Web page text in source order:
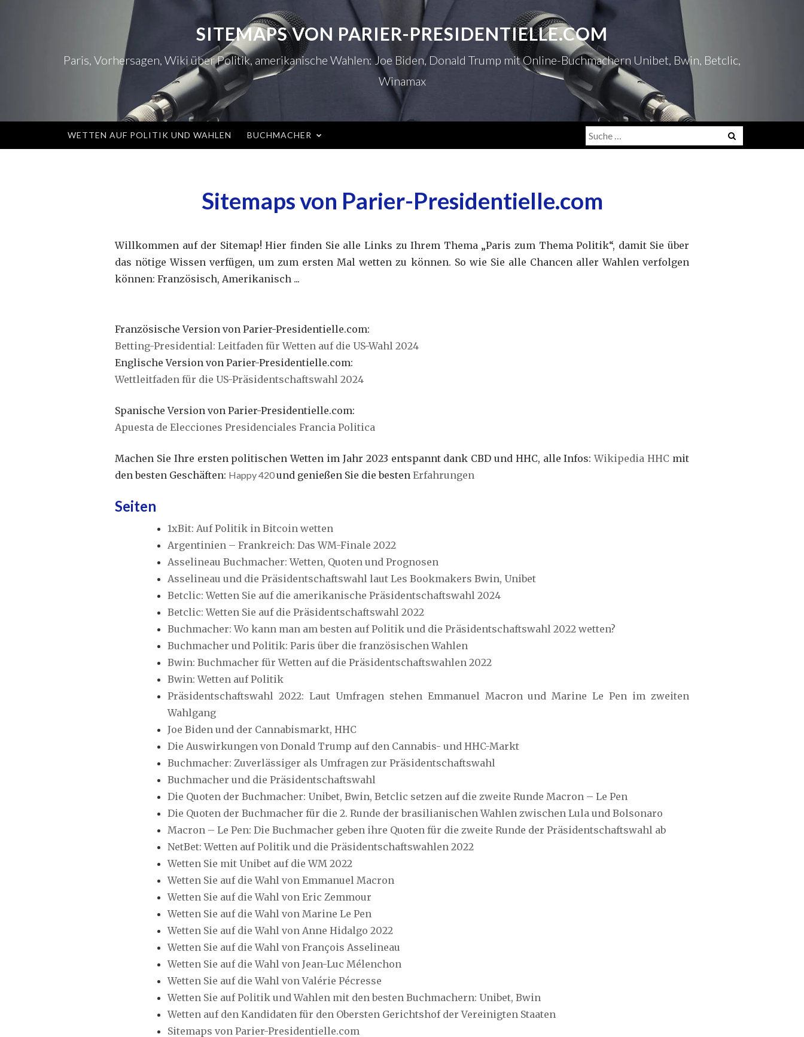
SITEMAPS VON PARIER-PRESIDENTIELLE.COM
Paris, Vorhersagen, Wiki über Politik, amerikanische Wahlen: Joe Biden, Donald Trump mit Online-Buchmachern Unibet, Bwin, Betclic,
Winamax
WETTEN AUF POLITIK UND WAHLEN BUCHMACHER
Suche
nach:
Sitemaps von Parier-Presidentielle.com
Willkommen auf der Sitemap! Hier finden Sie alle Links zu Ihrem Thema „Paris zum Thema Politik“, damit Sie über
das nötige Wissen verfügen, um zum ersten Mal wetten zu können. So wie Sie alle Chancen aller Wahlen verfolgen
können: Französisch, Amerikanisch ...
Französische Version von Parier-Presidentielle.com:
Betting-Presidential: Leitfaden für Wetten auf die US-Wahl 2024
Englische Version von Parier-Presidentielle.com:
Wettleitfaden für die US-Präsidentschaftswahl 2024
Spanische Version von Parier-Presidentielle.com:
Apuesta de Elecciones Presidenciales Francia Politica
Machen Sie Ihre ersten politischen Wetten im Jahr 2023 entspannt dank CBD und HHC, alle Infos:Wikipedia HHC mit
den besten Geschäften: Happy 420und genießen Sie die besten Erfahrungen
Seiten
1xBit: Auf Politik in Bitcoin wetten
Argentinien – Frankreich: Das WM-Finale 2022
Asselineau Buchmacher: Wetten, Quoten und Prognosen
Asselineau und die Präsidentschaftswahl laut Les Bookmakers Bwin, Unibet
Betclic: Wetten Sie auf die amerikanische Präsidentschaftswahl 2024
Betclic: Wetten Sie auf die Präsidentschaftswahl 2022
Buchmacher: Wo kann man am besten auf Politik und die Präsidentschaftswahl 2022 wetten?
Buchmacher und Politik: Paris über die französischen Wahlen
Bwin: Buchmacher für Wetten auf die Präsidentschaftswahlen 2022
Bwin: Wetten auf Politik
Präsidentschaftswahl 2022: Laut Umfragen stehen Emmanuel Macron und Marine Le Pen im zweiten
Wahlgang
Joe Biden und der Cannabismarkt, HHC
Die Auswirkungen von Donald Trump auf den Cannabis- und HHC-Markt
Buchmacher: Zuverlässiger als Umfragen zur Präsidentschaftswahl
Buchmacher und die Präsidentschaftswahl
Die Quoten der Buchmacher: Unibet, Bwin, Betclic setzen auf die zweite Runde Macron – Le Pen
Die Quoten der Buchmacher für die 2. Runde der brasilianischen Wahlen zwischen Lula und Bolsonaro
Macron – Le Pen: Die Buchmacher geben ihre Quoten für die zweite Runde der Präsidentschaftswahl ab
NetBet: Wetten auf Politik und die Präsidentschaftswahlen 2022
Wetten Sie mit Unibet auf die WM 2022
Wetten Sie auf die Wahl von Emmanuel Macron
Wetten Sie auf die Wahl von Eric Zemmour
Wetten Sie auf die Wahl von Marine Le Pen
Wetten Sie auf die Wahl von Anne Hidalgo 2022
Wetten Sie auf die Wahl von François Asselineau
Wetten Sie auf die Wahl von Jean-Luc Mélenchon
Wetten Sie auf die Wahl von Valérie Pécresse
Wetten Sie auf Politik und Wahlen mit den besten Buchmachern: Unibet, Bwin
Wetten auf den Kandidaten für den Obersten Gerichtshof der Vereinigten Staaten
Sitemaps von Parier-Presidentielle.com